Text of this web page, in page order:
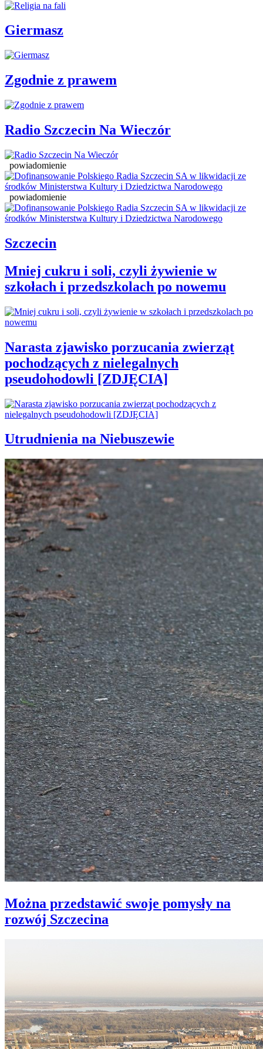
Giermasz
Zgodnie z prawem
Radio Szczecin Na Wieczór
powiadomienie
powiadomienie
Szczecin
Mniej cukru i soli, czyli żywienie w
szkołach i przedszkolach po nowemu
Narasta zjawisko porzucania zwierząt
pochodzących z nielegalnych
pseudohodowli [ZDJĘCIA]
Utrudnienia na Niebuszewie
Można przedstawić swoje pomysły na
rozwój Szczecina